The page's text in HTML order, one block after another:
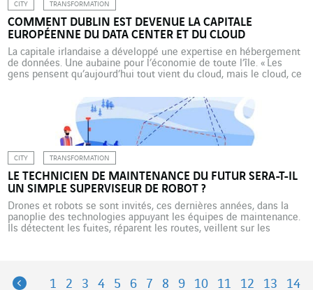
CITY TRANSFORMATION
COMMENT DUBLIN EST DEVENUE LA CAPITALE
EUROPÉENNE DU DATA CENTER ET DU CLOUD
La capitale irlandaise a développé une expertise en hébergement
de données. Une aubaine pour l’économie de toute l’île. « Les
gens pensent qu’aujourd’hui tout vient du cloud, mais le cloud, ce
ici ! » Ici, c’est Dublin, capitale de l’Irlande, et Brian Roe, directeur
commercial de Servecentric, […]
CITY TRANSFORMATION
LE TECHNICIEN DE MAINTENANCE DU FUTUR SERA-T-IL
UN SIMPLE SUPERVISEUR DE ROBOT ?
Drones et robots se sont invités, ces dernières années, dans la
panoplie des technologies appuyant les équipes de maintenance.
Ils détectent les fuites, réparent les routes, veillent sur les
Previous
1 2 3 4 5 6 7 8 9 10 11 12 13
14